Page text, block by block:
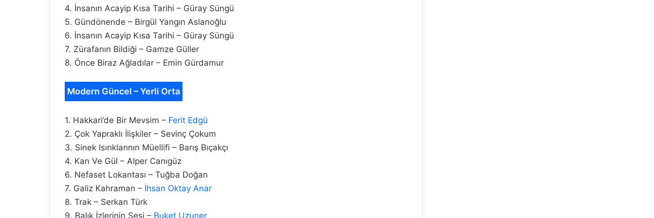
4. İnsanın Acayip Kısa Tarihi – Güray Süngü
5. Gündönende – Birgül Yangın Aslanoğlu
6. İnsanın Acayip Kısa Tarihi – Güray Süngü
7. Zürafanın Bildiği – Gamze Güller
8. Önce Biraz Ağladılar – Emin Gürdamur
Modern Güncel – Yerli Orta
1. Hakkari’de Bir Mevsim – Ferit Edgü
2. Çok Yapraklı İlişkiler – Sevinç Çokum
3. Sinek Isırıklarının Müellifi – Barış Bıçakçı
4. Kan Ve Gül – Alper Canıgüz
6. Nefaset Lokantası – Tuğba Doğan
7. Galiz Kahraman – İhsan Oktay Anar
8. Trak – Serkan Türk
9. Balık İzlerinin Sesi – Buket Uzuner